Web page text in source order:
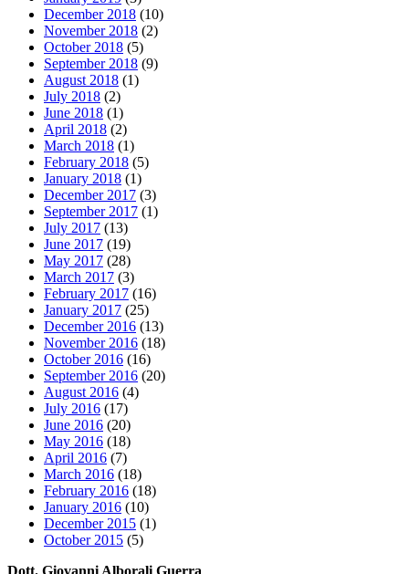
December 2018 (10)
November 2018 (2)
October 2018 (5)
September 2018 (9)
August 2018 (1)
July 2018 (2)
June 2018 (1)
April 2018 (2)
March 2018 (1)
February 2018 (5)
January 2018 (1)
December 2017 (3)
September 2017 (1)
July 2017 (13)
June 2017 (19)
May 2017 (28)
March 2017 (3)
February 2017 (16)
January 2017 (25)
December 2016 (13)
November 2016 (18)
October 2016 (16)
September 2016 (20)
August 2016 (4)
July 2016 (17)
June 2016 (20)
May 2016 (18)
April 2016 (7)
March 2016 (18)
February 2016 (18)
January 2016 (10)
December 2015 (1)
October 2015 (5)
Dott. Giovanni Alborali Guerra